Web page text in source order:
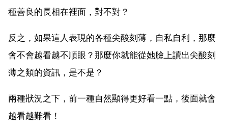
種善良的長相在裡面，對不對？
反之，如果這人表現的各種尖酸刻薄，自私自利，那麼
會不會越看越不順眼？那麼你就能從她臉上讀出尖酸刻
薄之類的資訊，是不是？
兩種狀況之下，前一種自然顯得更好看一點，後面就會
越看越難看！